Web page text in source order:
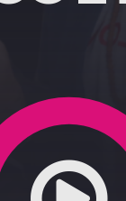
Sicilia-Isole